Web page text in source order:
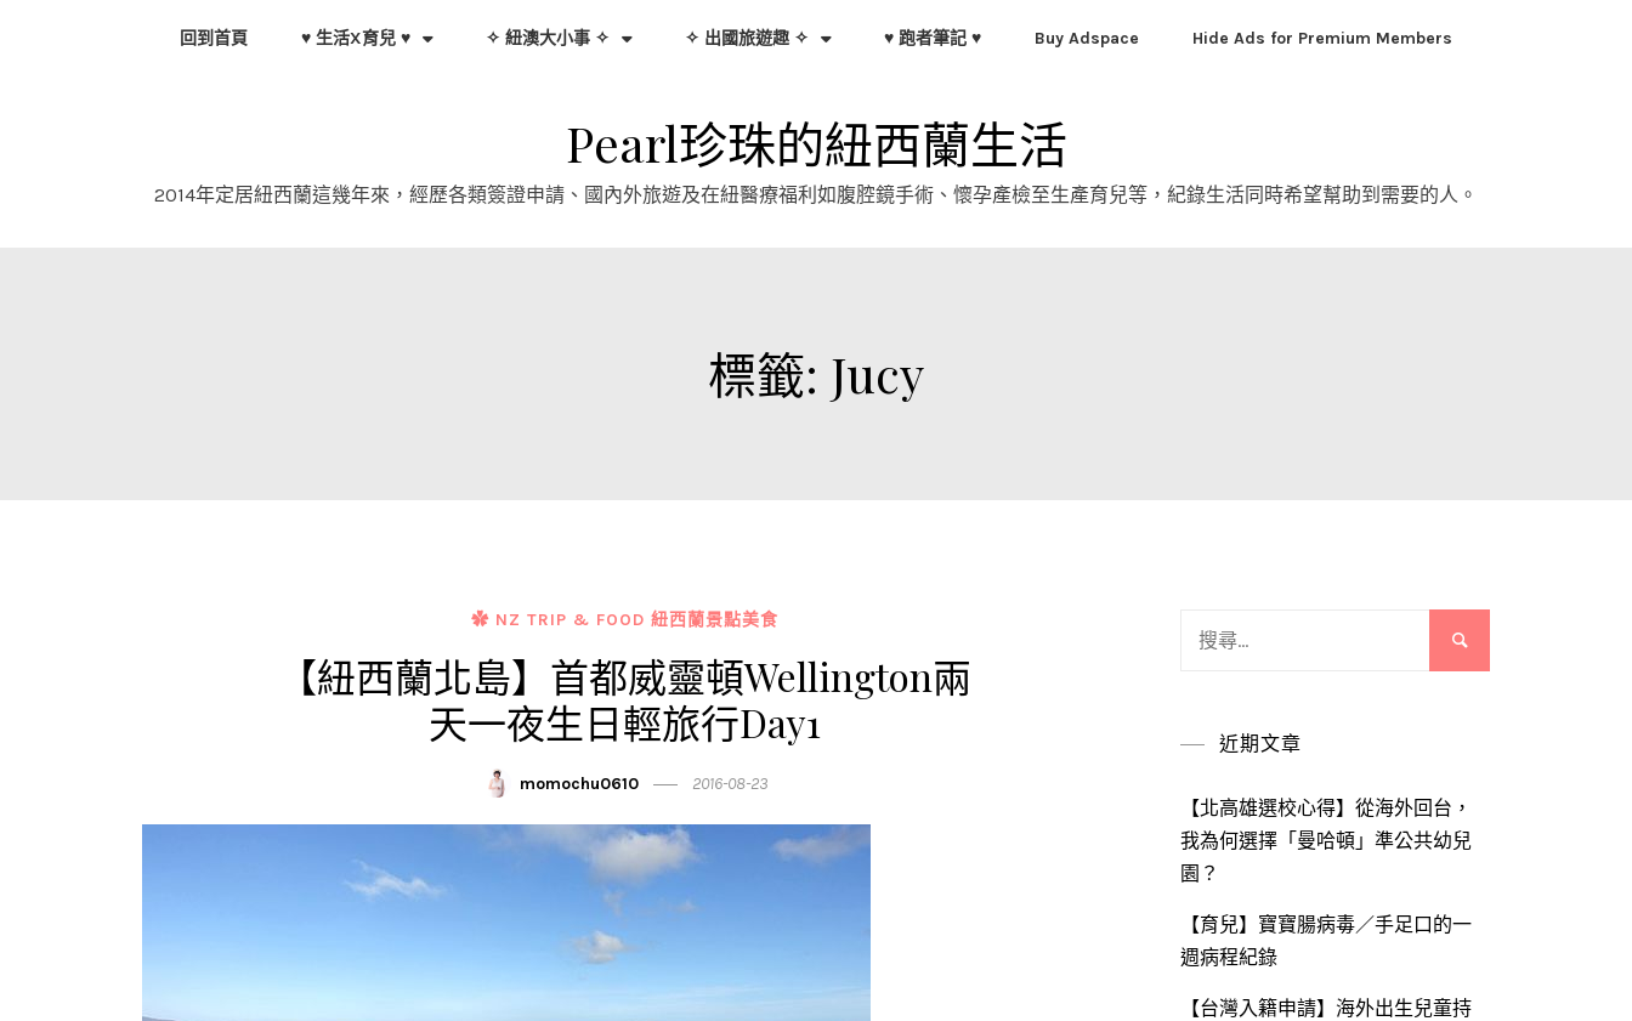
回到首頁 ♥ 生活X育兒 ♥ ✧ 紐澳大小事 ✧ ✧ 出國旅遊趣 ✧ ♥ 跑者筆記 ♥ Buy Adspace Hide Ads for Premium Members
Pearl珍珠的紐西蘭生活
2014年定居紐西蘭這幾年來，經歷各類簽證申請、國內外旅遊及在紐醫療福利如腹腔鏡手術、懷孕產檢至生產育兒等，紀錄生活同時希望幫助到需要的人。
標籤: Jucy
✿ NZ TRIP & FOOD 紐西蘭景點美食
【紐西蘭北島】首都威靈頓Wellington兩
天一夜生日輕旅行Day1
momochu0610 2016-08-23
近期文章
【北高雄選校心得】從海外回台，
我為何選擇「曼哈頓」準公共幼兒
園？
【育兒】寶寶腸病毒／手足口的一
週病程紀錄
【台灣入籍申請】海外出生兒童持